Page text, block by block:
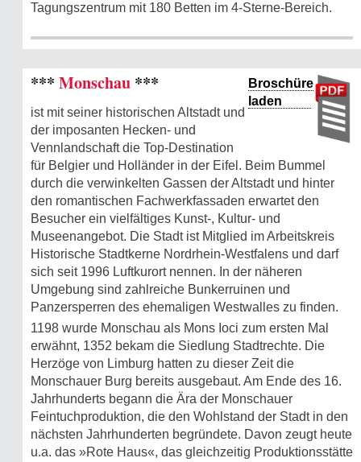
Tagungszentrum mit 180 Betten im 4-Sterne-Bereich.
Broschüre
laden
*** Monschau ***
ist mit seiner historischen Altstadt und
der imposanten Hecken- und
Vennlandschaft die Top-Destination
für Belgier und Holländer in der Eifel. Beim Bummel
durch die verwinkelten Gassen der Altstadt und hinter
den romantischen Fachwerkfassaden erwartet den
Besucher ein vielfältiges Kunst-, Kultur- und
Museenangebot. Die Stadt ist Mitglied im Arbeitskreis
Historische Stadtkerne Nordrhein-Westfalens und darf
sich seit 1996 Luftkurort nennen. In der näheren
Umgebung sind zahlreiche Bunkerruinen und
Panzersperren des ehemaligen Westwalles zu finden.
1198 wurde Monschau als Mons Ioci zum ersten Mal
erwähnt, 1352 bekam die Siedlung Stadtrechte. Die
Herzöge von Limburg hatten zu dieser Zeit die
Monschauer Burg bereits ausgebaut. Am Ende des 16.
Jahrhunderts begann die Ära der Monschauer
Feintuchproduktion, die den Wohlstand der Stadt in den
nächsten Jahrhunderten begründete. Davon zeugt heute
u.a. das »Rote Haus«, das gleichzeitig Produktionsstätte